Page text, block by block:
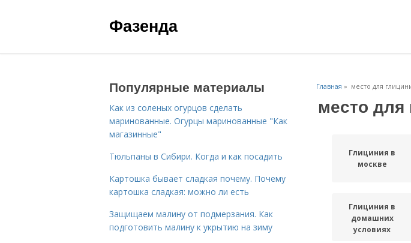
Фазенда
Главная » место для
место для
Глициния в
москве
Глициния в
домашних
условиях
Популярные материалы
Как из соленых огурцов сделать
маринованные. Огурцы маринованные "Как
магазинные"
Тюльпаны в Сибири. Когда и как посадить
Картошка бывает сладкая почему. Почему
картошка сладкая: можно ли есть
Защищаем малину от подмерзания. Как
подготовить малину к укрытию на зиму